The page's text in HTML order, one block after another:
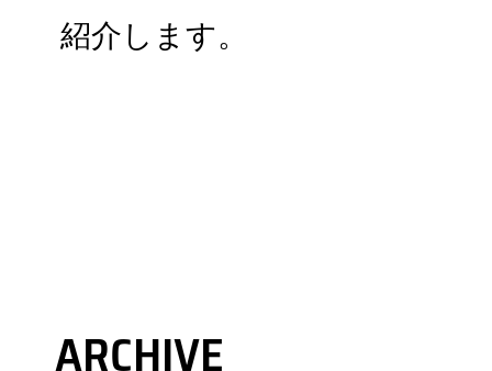
紹介します。
ARCHIVE